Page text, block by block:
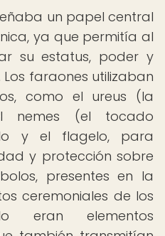
un papel central
ya que permitía al
su estatus, poder y
faraones utilizaban
como el ureus (la
nemes (el tocado
y el flagelo, para
y protección sobre
presentes en la
ceremoniales de los
eran elementos